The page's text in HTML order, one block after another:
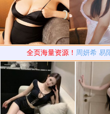
全页海量资源！ 周妍希 易